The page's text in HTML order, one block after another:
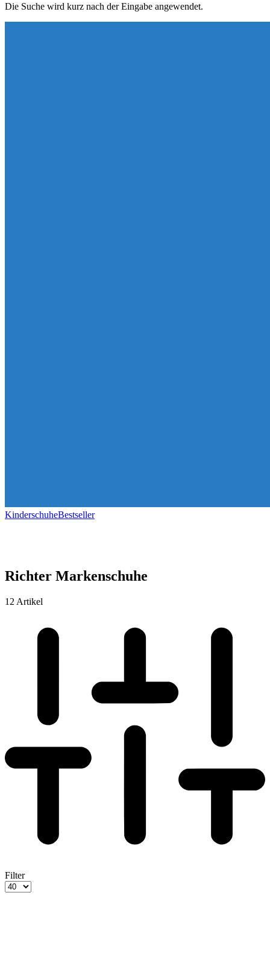
Die Suche wird kurz nach der Eingabe angewendet.
KinderschuheBestseller
Richter Markenschuhe
12 Artikel
Filter